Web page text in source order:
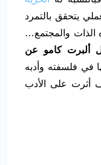
يتحقق بالتمرد
الذات والمجتمع…
ألبرت كامو عن
فلسفته وأدبه
أثرت على الأدب